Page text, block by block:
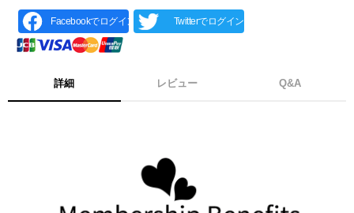
Facebookでログイン Twitterでログイン
詳細 レビュー Q&A